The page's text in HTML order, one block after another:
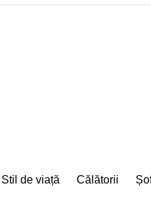
Stil de viață Călătorii